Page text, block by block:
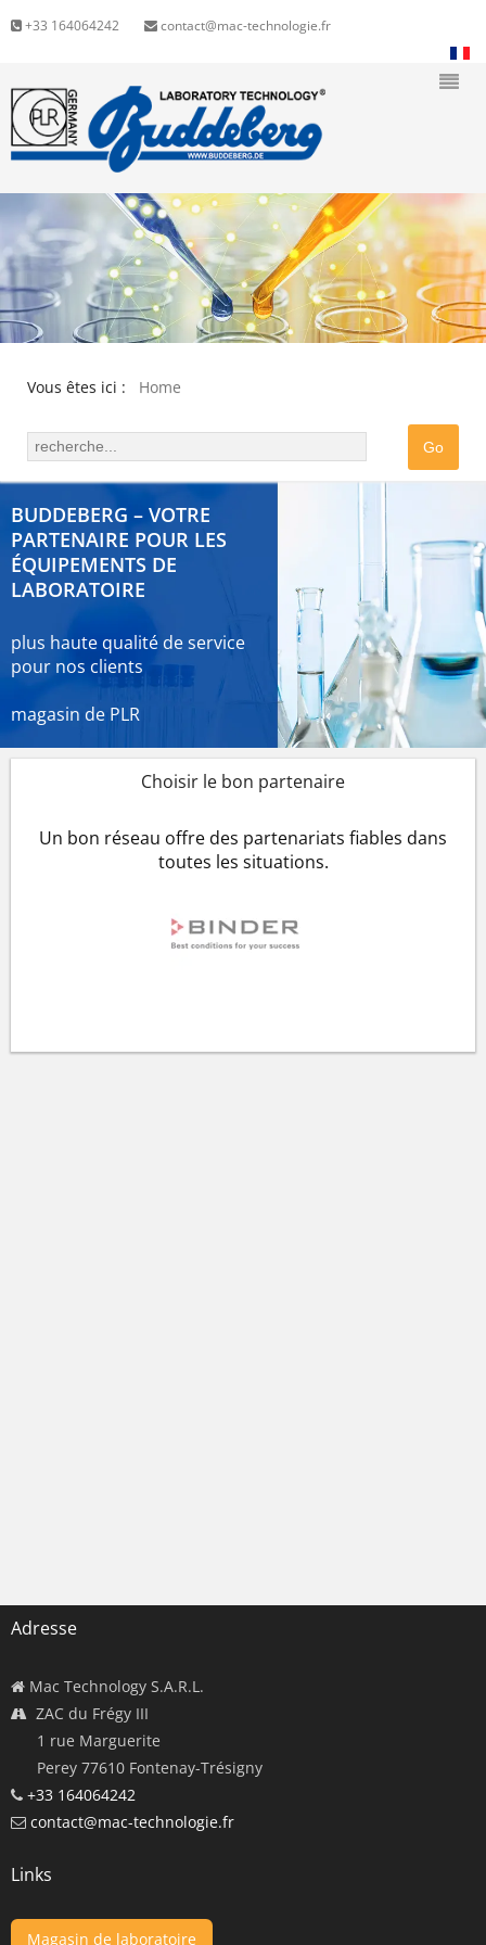
+33 164064242 contact@mac-technologie.fr
Vous êtes ici : Home
BUDDEBERG – VOTRE
PARTENAIRE POUR LES
ÉQUIPEMENTS DE
LABORATOIRE
plus haute qualité de service
pour nos clients
magasin de PLR
Choisir le bon partenaire
Un bon réseau offre des partenariats fiables dans
toutes les situations.
Adresse
Mac Technology S.A.R.L.
ZAC du Frégy III
1 rue Marguerite
Perey 77610 Fontenay-Trésigny
+33 164064242
contact@mac-technologie.fr
Links
Magasin de laboratoire